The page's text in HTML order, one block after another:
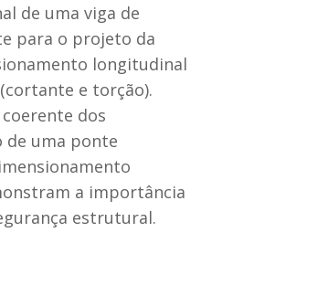
de uma viga de
para o projeto da
longitudinal
e torção).
dos
de uma ponte
a importância
estrutural.